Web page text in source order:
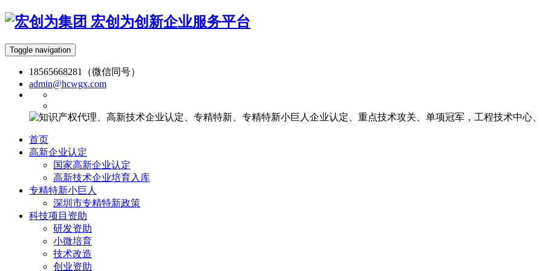
宏创为创新企业服务平台
Toggle navigation
18565668281（微信同号）
admin@hcwgx.com
首页
高新企业认定
国家高新企业认定
高新技术企业培育入库
专精特新小巨人
深圳市专精特新政策
科技项目资助
研发资助
小微培育
技术改造
创业资助